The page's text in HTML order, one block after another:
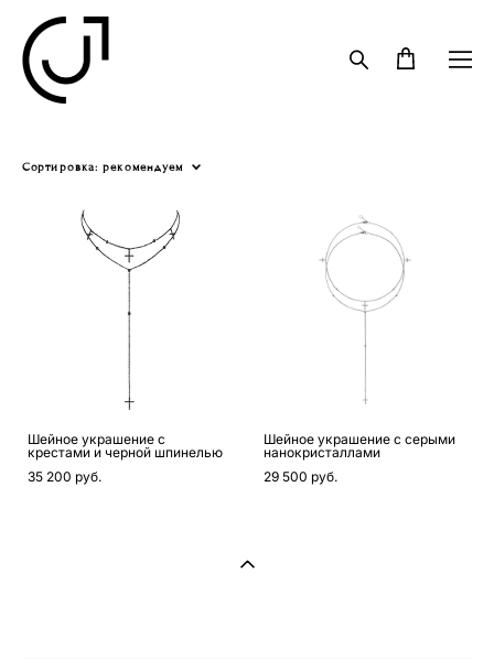
Сортировка: рекомендуем
Шейное украшение с
крестами и черной шпинелью
35 200 pуб.
Шейное украшение с серыми
нанокристаллами
29 500 pуб.